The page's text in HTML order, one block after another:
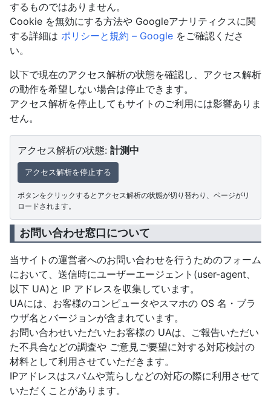
するものではありません。
Cookie を無効にする方法や Googleアナリティクスに関
する詳細は ポリシーと規約 – Google をご確認くださ
い。
以下で現在のアクセス解析の状態を確認し、アクセス解析
の動作を希望しない場合は停止できます。
アクセス解析を停止してもサイトのご利用には影響ありま
せん。
アクセス解析の状態: 計測中
アクセス解析を停止する
ボタンをクリックするとアクセス解析の状態が切り替わり、ページがリ
ロードされます。
お問い合わせ窓口について
当サイトの運営者へのお問い合わせを行うためのフォーム
において、送信時にユーザーエージェント(user-agent、
以下 UA)と IP アドレスを収集しています。
UAには、お客様のコンピュータやスマホの OS 名・ブラ
ウザ名とバージョンが含まれています。
お問い合わせいただいたお客様の UAは、ご報告いただい
た不具合などの調査や ご意見ご要望に対する対応検討の
材料として利用させていただきます。
IPアドレスはスパムや荒らしなどの対応の際に利用させて
いただくことがあります。